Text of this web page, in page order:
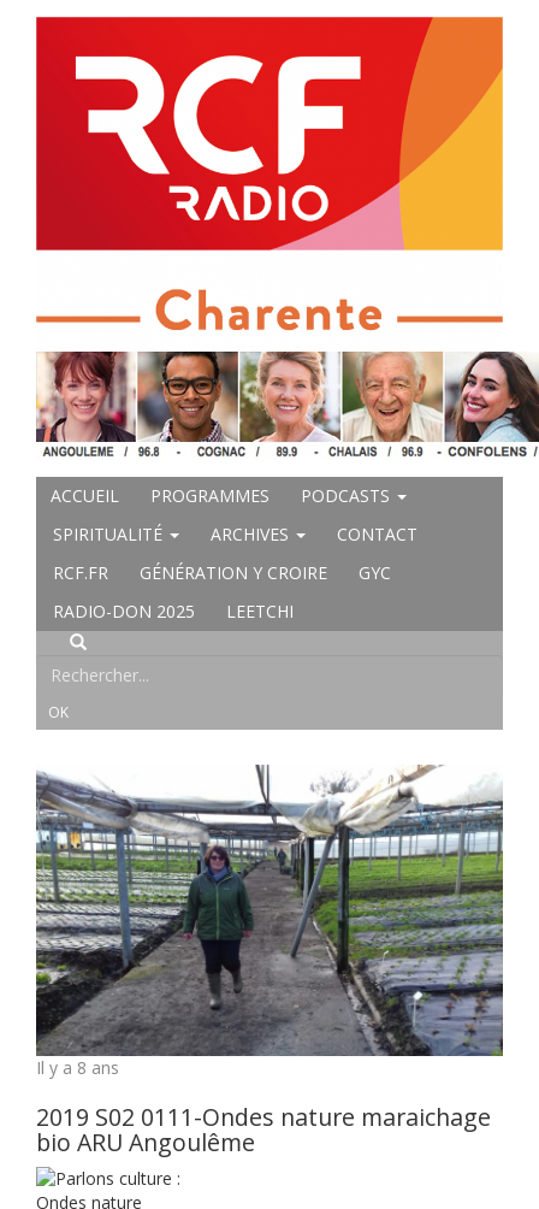
ACCUEIL PROGRAMMES
PODCASTS
SPIRITUALITÉ
ARCHIVES
CONTACT
RCF.FR
GÉNÉRATION Y CROIRE
GYC
RADIO-DON 2025
LEETCHI
Il y a 8 ans
2019 S02 0111-Ondes nature maraichage
bio ARU Angoulême